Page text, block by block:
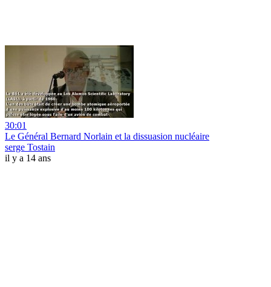
30:01
Le Général Bernard Norlain et la dissuasion nucléaire
serge Tostain
il y a 14 ans